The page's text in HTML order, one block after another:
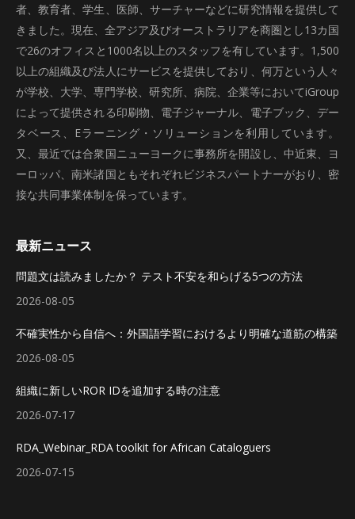
者、教育者、学生、医師、サーチャーなどに研究情報を提供して
きました。現在、全アジア及びオーストラリアを商圏とし13カ国
で26のオフィスと1000名以上のスタッフを有しています。1,500
以上の組織及び法人にサービスを提供しており、何万という人々
が学校、大学、専門学校、研究所、病院、企業等においてiGroup
によって提供される印刷物、電子ジャーナル、電子ブック、デー
タベース、Eラーニング・ソリューションを利用しています。
又、最近では合衆国ニューヨークに事務所を開設し、中近東、ヨ
ーロッパ、南米諸国ともそれぞれビジネスパートナーがおり、密
接な共同事業体制を保っています。
最新ニュース
問題文は読みましたか？ テスト不安を和らげる5つの方法
2026-08-05
不確実性から自信へ：外国語学習におけるより明確な道筋の構築
2026-08-05
組織に新しいROR IDを追加する時の注意
2026-07-17
RDA_Webinar_RDA toolkit for African Cataloguers
2026-07-15